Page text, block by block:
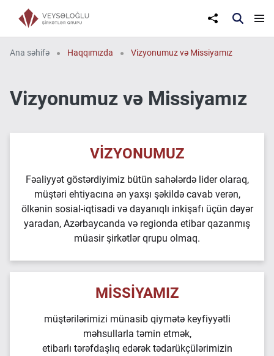
Ana səhifə Haqqımızda Vizyonumuz və Missiyamız
Vizyonumuz və Missiyamız
VİZYONUMUZ
Fəaliyyət göstərdiyimiz bütün sahələrdə lider olaraq,
müştəri ehtiyacına ən yaxşı şəkildə cavab verən,
ölkənin sosial-iqtisadi və dayanıqlı inkişafı üçün dəyər
yaradan, Azərbaycanda və regionda etibar qazanmış
müasir şirkətlər qrupu olmaq.
MİSSİYAMIZ
müştərilərimizi münasib qiymətə keyfiyyətli
məhsullarla təmin etmək,
etibarlı tərəfdaşlıq edərək tədarükçülərimizin